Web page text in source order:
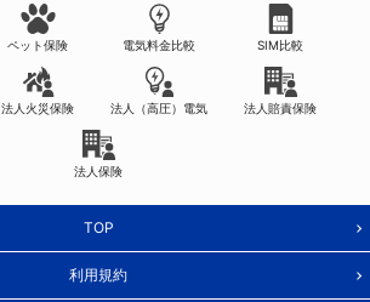
ペット保険 電気料金比較 SIM比較
法人火災保険 法人（高圧）電気 法人賠責保険
法人保険
TOP
利用規約